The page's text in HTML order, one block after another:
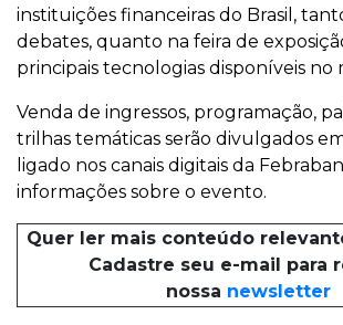
instituições financeiras do Brasil,
debates, quanto na feira de
principais tecnologias disponíveis no
Venda de ingressos, programação,
trilhas temáticas serão divulgados
ligado nos canais digitais da
informações sobre o evento.
Quer ler mais conteúdo
Cadastre seu e-mail para
nossa newsletter